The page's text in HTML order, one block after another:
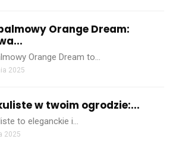
Orange Dream:
Orange Dream to…
2025
w twoim ogrodzie:...
to eleganckie i…
2025